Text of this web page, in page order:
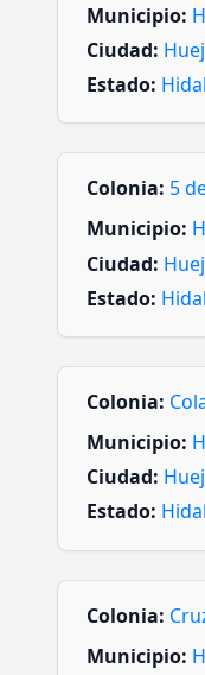
Municipio:
Ciudad:
Estado:
Colonia: 5
Municipio:
Ciudad:
Estado:
Colonia:
Municipio:
Ciudad:
Estado:
Colonia:
Municipio: